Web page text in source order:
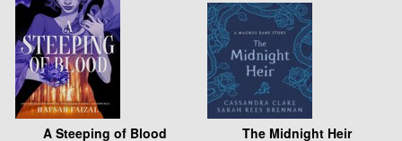
A Steeping of Blood The Midnight Heir